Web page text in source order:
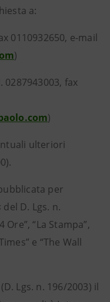
a:
0110932650, e-mail
)
fax
)
ulteriori
per
del D. Lgs. n.
“La Stampa”,
e “The Wall
Lgs. n. 196/2003) il